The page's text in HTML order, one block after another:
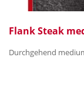
Flank Steak
Durchgehend